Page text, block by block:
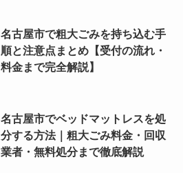
名古屋市で粗大ごみを持ち込む手
順と注意点まとめ【受付の流れ・
料金まで完全解説】
名古屋市でベッドマットレスを処
分する方法｜粗大ごみ料金・回収
業者・無料処分まで徹底解説